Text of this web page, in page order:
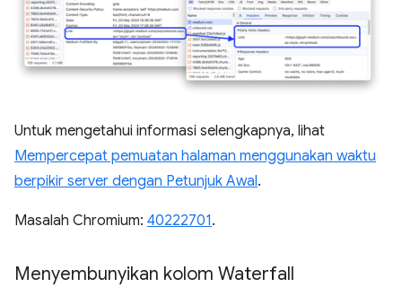
Untuk mengetahui informasi selengkapnya, lihat
Mempercepat pemuatan halaman menggunakan waktu
berpikir server dengan Petunjuk Awal.
Masalah Chromium: 40222701.
Menyembunyikan kolom Waterfall